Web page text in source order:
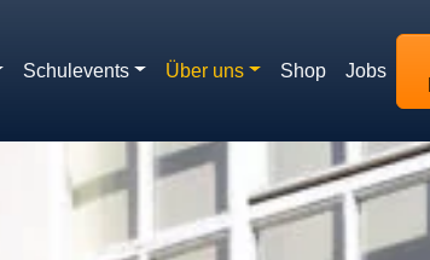
Schulevents Über uns Shop Jobs